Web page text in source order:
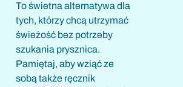
To świetna alternatywa dla
tych, którzy chcą utrzymać
świeżość bez potrzeby
szukania prysznica.
Pamiętaj, aby wziąć ze
sobą także ręcznik